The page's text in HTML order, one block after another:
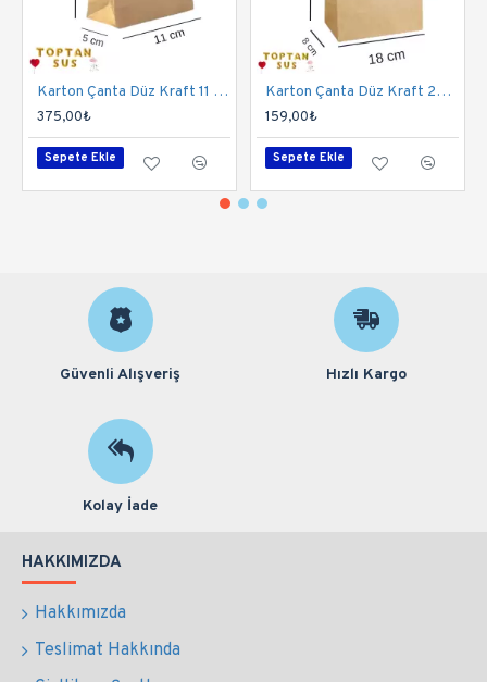
Karton Çanta Düz Kraft 11 Cm 50 Adet
375,00₺
Sepete Ekle
Karton Çanta Düz Kraft 24 Cm 25'li
159,00₺
Sepete Ekle
Güvenli Alışveriş Hızlı Kargo
Kolay İade
HAKKIMIZDA
Hakkımızda
Teslimat Hakkında